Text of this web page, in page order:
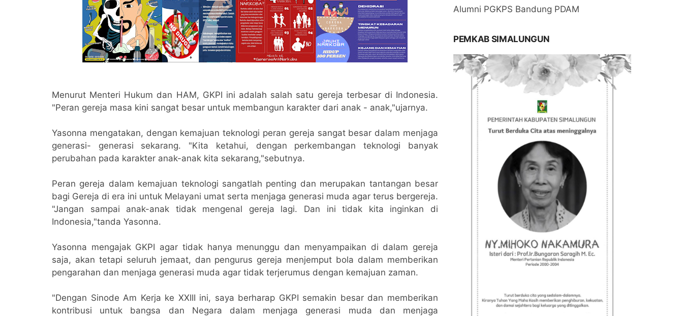
Menurut Menteri Hukum dan HAM, GKPI ini adalah salah satu gereja terbesar di Indonesia.
"Peran gereja masa kini sangat besar untuk membangun karakter dari anak - anak,"ujarnya.
Yasonna mengatakan, dengan kemajuan teknologi peran gereja sangat besar dalam menjaga
generasi- generasi sekarang. "Kita ketahui, dengan perkembangan teknologi banyak
perubahan pada karakter anak-anak kita sekarang,"sebutnya.
Peran gereja dalam kemajuan teknologi sangatlah penting dan merupakan tantangan besar
bagi Gereja di era ini untuk Melayani umat serta menjaga generasi muda agar terus bergereja.
"Jangan sampai anak-anak tidak mengenal gereja lagi. Dan ini tidak kita inginkan di
Indonesia,"tanda Yasonna.
Yasonna mengajak GKPI agar tidak hanya menunggu dan menyampaikan di dalam gereja
saja, akan tetapi seluruh jemaat, dan pengurus gereja menjemput bola dalam memberikan
pengarahan dan menjaga generasi muda agar tidak terjerumus dengan kemajuan zaman.
"Dengan Sinode Am Kerja ke XXIII ini, saya berharap GKPI semakin besar dan memberikan
kontribusi untuk bangsa dan Negara dalam menjaga generasi muda dan menjaga
Alumni PGKPS Bandung PDAM
PEMKAB SIMALUNGUN